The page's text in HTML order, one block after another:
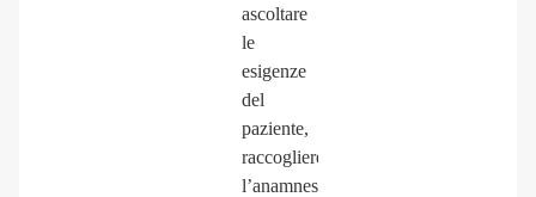
ascoltare
le
esigenze
del
paziente,
raccogliere
l’anamnesi,